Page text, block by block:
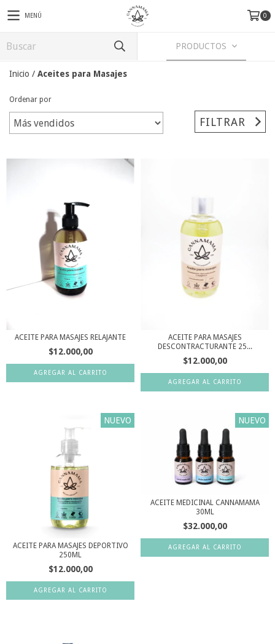
MENÚ 0
PRODUCTOS
Inicio / Aceites para Masajes
Ordenar por
FILTRAR
ACEITE PARA MASAJES RELAJANTE
$12.000,00
ACEITE PARA MASAJES
DESCONTRACTURANTE 25...
$12.000,00
NUEVO
ACEITE PARA MASAJES DEPORTIVO
250ML
$12.000,00
NUEVO
ACEITE MEDICINAL CANNAMAMA
30ML
$32.000,00
AGREGAR AL CARRITO